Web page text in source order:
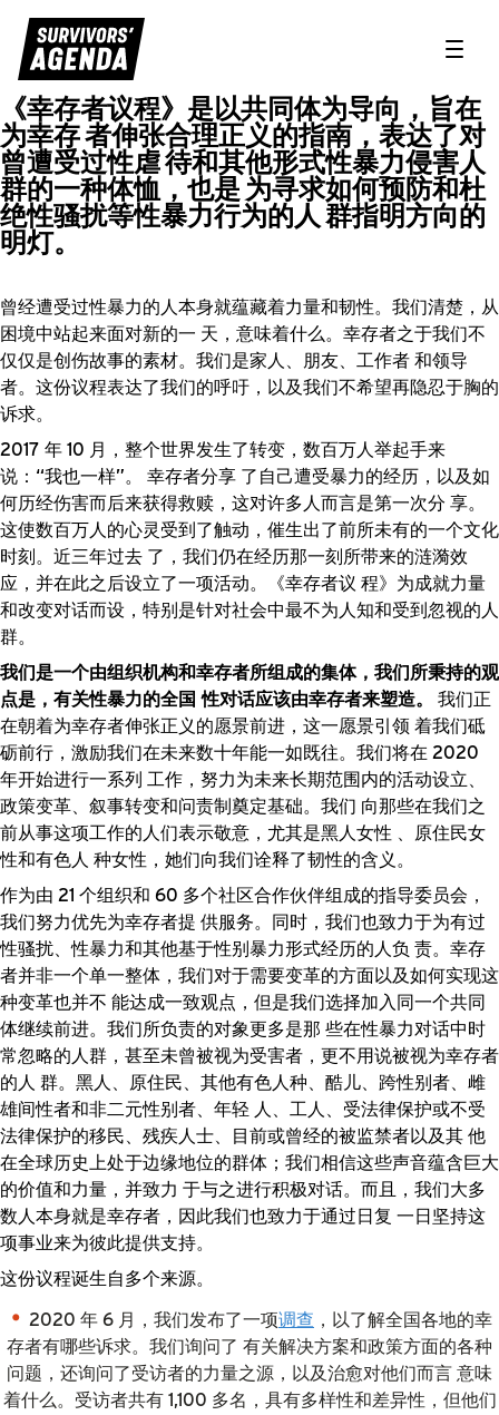
序言
《幸存者议程》是以共同体为导向，旨在
为幸存 者伸张合理正义的指南，表达了对
曾遭受过性虐 待和其他形式性暴力侵害人
群的一种体恤，也是 为寻求如何预防和杜
绝性骚扰等性暴力行为的人 群指明方向的
明灯。
曾经遭受过性暴力的人本身就蕴藏着力量和韧性。我们清楚，从
困境中站起来面对新的一 天，意味着什么。幸存者之于我们不
仅仅是创伤故事的素材。我们是家人、朋友、工作者 和领导
者。这份议程表达了我们的呼吁，以及我们不希望再隐忍于胸的
诉求。
2017 年 10 月，整个世界发生了转变，数百万人举起手来
说：“我也一样”。 幸存者分享 了自己遭受暴力的经历，以及如
何历经伤害而后来获得救赎，这对许多人而言是第一次分 享。
这使数百万人的心灵受到了触动，催生出了前所未有的一个文化
时刻。近三年过去 了，我们仍在经历那一刻所带来的涟漪效
应，并在此之后设立了一项活动。《幸存者议 程》为成就力量
和改变对话而设，特别是针对社会中最不为人知和受到忽视的人
群。
我们是一个由组织机构和幸存者所组成的集体，我们所秉持的观
点是，有关性暴力的全国 性对话应该由幸存者来塑造。
我们正
在朝着为幸存者伸张正义的愿景前进，这一愿景引领 着我们砥
砺前行，激励我们在未来数十年能一如既往。我们将在 2020
年开始进行一系列 工作，努力为未来长期范围内的活动设立、
政策变革、叙事转变和问责制奠定基础。我们 向那些在我们之
前从事这项工作的人们表示敬意，尤其是黑人女性 、原住民女
性和有色人 种女性，她们向我们诠释了韧性的含义。
作为由 21 个组织和 60 多个社区合作伙伴组成的指导委员会，
我们努力优先为幸存者提 供服务。同时，我们也致力于为有过
性骚扰、性暴力和其他基于性别暴力形式经历的人负 责。幸存
者并非一个单一整体，我们对于需要变革的方面以及如何实现这
种变革也并不 能达成一致观点，但是我们选择加入同一个共同
体继续前进。我们所负责的对象更多是那 些在性暴力对话中时
常忽略的人群，甚至未曾被视为受害者，更不用说被视为幸存者
的人 群。黑人、原住民、其他有色人种、酷儿、跨性别者、雌
雄间性者和非二元性别者、年轻 人、工人、受法律保护或不受
法律保护的移民、残疾人士、目前或曾经的被监禁者以及其 他
在全球历史上处于边缘地位的群体；我们相信这些声音蕴含巨大
的价值和力量，并致力 于与之进行积极对话。而且，我们大多
数人本身就是幸存者，因此我们也致力于通过日复 一日坚持这
项事业来为彼此提供支持。
这份议程诞生自多个来源。
2020 年 6 月，我们发布了一项调查 ，以了解全国各地的幸
存者有哪些诉求。我们询问了 有关解决方案和政策方面的各种
问题，还询问了受访者的力量之源，以及治愈对他们而言 意味
着什么。受访者共有 1,100 多名，具有多样性和差异性，但他们